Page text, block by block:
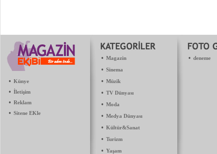
• Künye
• İletişim
• Reklam
• Sitene EKle
• Magazin
• Sinema
• Müzik
• TV Dünyası
• Moda
• Medya Dünyası
• Kültür&Sanat
• Turizm
• Yaşam
• deneme